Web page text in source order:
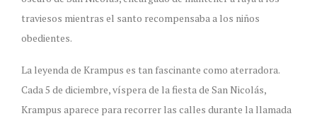
traviesos mientras el santo recompensaba a los niños
obedientes.
La leyenda de Krampus es tan fascinante como aterradora.
Cada 5 de diciembre, víspera de la fiesta de San Nicolás,
Krampus aparece para recorrer las calles durante la llamada